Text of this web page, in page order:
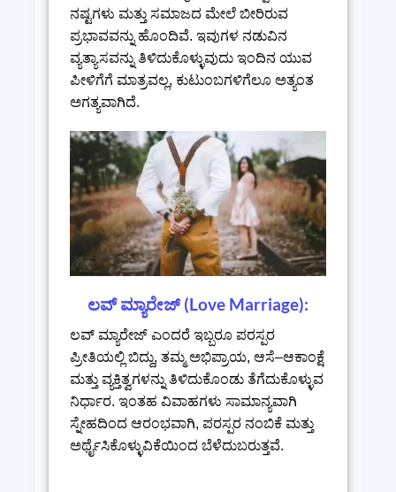
ನಷ್ಟಗಳು ಮತ್ತು ಸಮಾಜದ ಮೇಲೆ ಬೀರಿರುವ
ಪ್ರಭಾವವನ್ನು ಹೊಂದಿವೆ. ಇವುಗಳ ನಡುವಿನ
ವ್ಯತ್ಯಾಸವನ್ನು ತಿಳಿದುಕೊಳ್ಳುವುದು ಇಂದಿನ ಯುವ
ಪೀಳಿಗೆಗೆ ಮಾತ್ರವಲ್ಲ, ಕುಟುಂಬಗಳಿಗೆಲೂ ಅತ್ಯಂತ
ಅಗತ್ಯವಾಗಿದೆ.
ಲವ್ ಮ್ಯಾರೇಜ್ (Love Marriage):
ಲವ್ ಮ್ಯಾರೇಜ್ ಎಂದರೆ ಇಬ್ಬರೂ ಪರಸ್ಪರ
ಪ್ರೀತಿಯಲ್ಲಿ ಬಿದ್ದು, ತಮ್ಮ ಅಭಿಪ್ರಾಯ, ಆಸೆ–ಆಕಾಂಕ್ಷೆ
ಮತ್ತು ವ್ಯಕ್ತಿತ್ವಗಳನ್ನು ತಿಳಿದುಕೊಂಡು ತೆಗೆದುಕೊಳ್ಳುವ
ನಿರ್ಧಾರ. ಇಂತಹ ವಿವಾಹಗಳು ಸಾಮಾನ್ಯವಾಗಿ
ಸ್ನೇಹದಿಂದ ಆರಂಭವಾಗಿ, ಪರಸ್ಪರ ನಂಬಿಕೆ ಮತ್ತು
ಅರ್ಥೈಸಿಕೊಳ್ಳುವಿಕೆಯಿಂದ ಬೆಳೆದುಬರುತ್ತವೆ.